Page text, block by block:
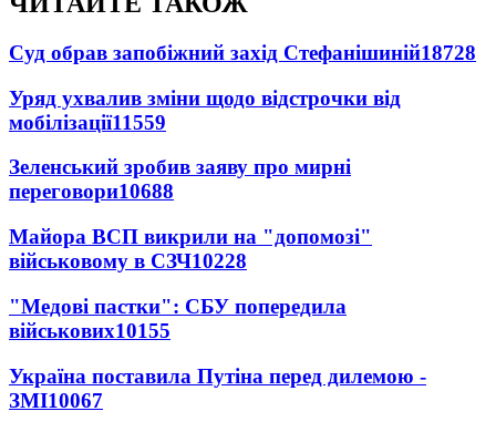
Суд обрав запобіжний захід Стефанішиній18728
Уряд ухвалив зміни щодо відстрочки від
мобілізації11559
Зеленський зробив заяву про мирні
переговори10688
Майора ВСП викрили на "допомозі"
військовому в СЗЧ10228
"Медові пастки": СБУ попередила
військових10155
Україна поставила Путіна перед дилемою -
ЗМІ10067